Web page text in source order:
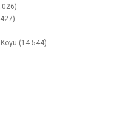
Köyü (14.544)